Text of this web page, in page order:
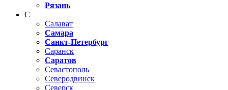
Рязань
С
Салават
Самара
Санкт-Петербург
Саранск
Саратов
Севастополь
Северодвинск
Северск